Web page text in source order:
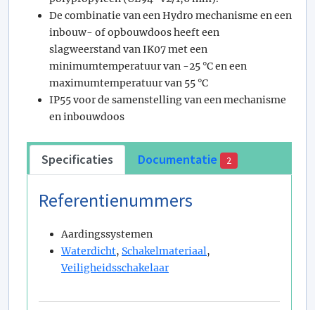
De combinatie van een Hydro mechanisme en een
inbouw- of opbouwdoos heeft een
slagweerstand van IK07 met een
minimumtemperatuur van -25 °C en een
maximumtemperatuur van 55 °C
IP55 voor de samenstelling van een mechanisme
en inbouwdoos
Specificaties Documentatie 2
Referentienummers
Aardingssystemen
Waterdicht, Schakelmateriaal,
Veiligheidsschakelaar